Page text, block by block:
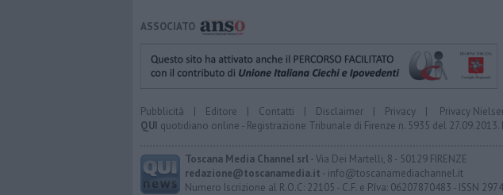
ASSOCIATO
Pubblicità | Editore | Contatti | Disclaimer | Privacy | Privacy
QUI quotidiano online - Registrazione Tribunale di Firenze n. 5935 del 27.09.2013.
Toscana Media Channel srl- Via Dei Martelli, 8 - 50129 FIRENZE
redazione@toscanamedia.it - info@toscanamediachannel.it
Numero Iscrizione al R.O.C: 22105 - C.F. e P.Iva: 06207870483 - ISSN